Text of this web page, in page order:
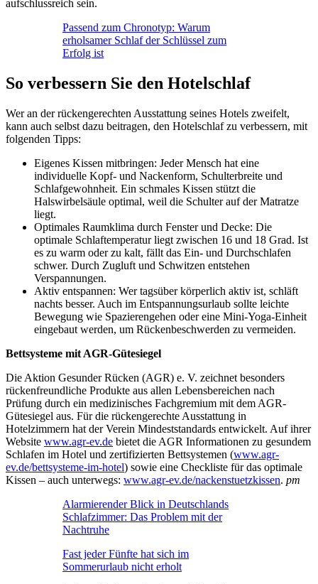
aufschlussreich sein.
Passend zum Chronotyp: Warum
erholsamer Schlaf der Schlüssel zum
Erfolg ist
So verbessern Sie den Hotelschlaf
Wer an der rückengerechten Ausstattung seines Hotels zweifelt,
kann auch selbst dazu beitragen, den Hotelschlaf zu verbessern, mit
folgenden Tipps:
Eigenes Kissen mitbringen: Jeder Mensch hat eine
individuelle Kopf- und Nackenform, Schulterbreite und
Schlafgewohnheit. Ein schmales Kissen stützt die
Halswirbelsäule optimal, weil die Schulter auf der Matratze
liegt.
Optimales Raumklima durch Fenster und Decke: Die
optimale Schlaftemperatur liegt zwischen 16 und 18 Grad. Ist
es zu warm oder zu kalt, fällt das Ein- und Durchschlafen
schwer. Durch Zugluft und Schwitzen entstehen
Verspannungen.
Aktiv entspannen: Wer tagsüber körperlich aktiv ist, schläft
nachts besser. Auch im Entspannungsurlaub sollte leichte
Bewegung wie Spazierengehen oder eine Mini-Yoga-Einheit
eingebaut werden, um Rückenbeschwerden zu vermeiden.
Bettsysteme mit AGR-Gütesiegel
Die Aktion Gesunder Rücken (AGR) e. V. zeichnet besonders
rückenfreundliche Produkte aus allen Lebensbereichen nach
Prüfung durch ein medizinisches Fachgremium mit dem AGR-
Gütesiegel aus. Für die rückengerechte Ausstattung in
Hotelzimmern hat der Verein Mindeststandards entwickelt. Auf ihrer
Website www.agr-ev.de bietet die AGR Informationen zu gesundem
Schlafen im Hotel und zertifizierten Bettsystemen (www.agr-
ev.de/bettsysteme-im-hotel) sowie eine Checkliste für das optimale
Kissen – auch unterwegs: www.agr-ev.de/nackenstuetzkissen. pm
Alarmierender Blick in Deutschlands
Schlafzimmer: Das Problem mit der
Nachtruhe
Fast jeder Fünfte hat sich im
Sommerurlaub nicht erholt